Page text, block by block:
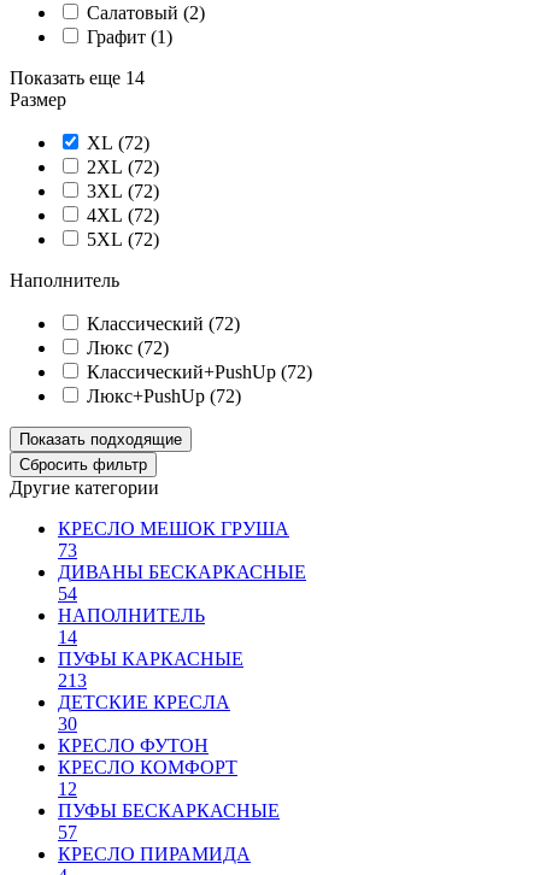
Салатовый (2)
Графит (1)
Показать еще 14
Размер
XL (72)
2XL (72)
3XL (72)
4XL (72)
5XL (72)
Наполнитель
Классический (72)
Люкс (72)
Классический+PushUp (72)
Люкс+PushUp (72)
Другие категории
КРЕСЛО МЕШОК ГРУША
73
ДИВАНЫ БЕСКАРКАСНЫЕ
54
НАПОЛНИТЕЛЬ
14
ПУФЫ КАРКАСНЫЕ
213
ДЕТСКИЕ КРЕСЛА
30
КРЕСЛО ФУТОН
КРЕСЛО КОМФОРТ
12
ПУФЫ БЕСКАРКАСНЫЕ
57
КРЕСЛО ПИРАМИДА